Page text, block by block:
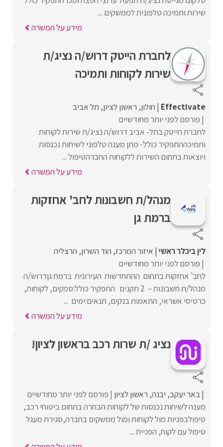
שירות ותמיכה טלפונית לממשקים ...
מידע על המשרה
לחברת הייטק דרוש/ה נציג/ת
שירות לקוחות ותמיכה
Effectivate חולון ראשון לציון תל אביב
פורסם לפני יותר מחודשיים
לחברת הייטק בתל- אביב דרוש/ה נציג/ת שירות לקוחות
ותמיכההתפקיד כולל- מתן מענה טלפוני לשיחות נכנסות
ויוצאות בתחום השירות ללקוחות החברהטיפול ...
מידע על המשרה
מנהל/ת חשבונות לחב' אחזקות
ברמת גן
לין ביכלר ראשי איזור המרכז הוד השרון הרצליה
פורסם לפני יותר מחודשיים
לחב' אחזקות בתחום ההתחדשות העירונית ברמת גןדרוש/ה
מנהל/ת חשבונות – 2 תקנים התפקיד כולל:ספקים, לקוחות,
כרטיסי אשראי, התאמות בנקים, תנאים:ימים ...
מידע על המשרה
נציג /ת שרות רכב בראשון לציון!
באר יעקב יבנה ראשון לציון פורסם לפני יותר מחודשיים
מענה לשיחות נכנסות של לקוחות הבחרה בתחום ביטוחי רכב,
טיפולבפניות מול לקוחות ומול ממשקים בחברה,סגירת מעגל
טיפול עם לקוח, הפניית ...